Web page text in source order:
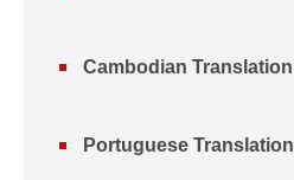
Cambodian Translation
Portuguese Translation